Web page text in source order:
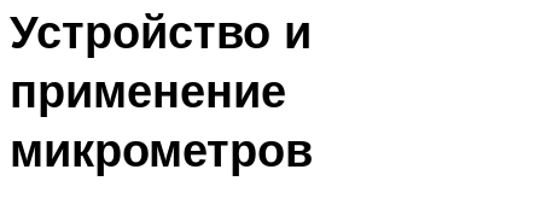
Устройство и
применение
микрометров